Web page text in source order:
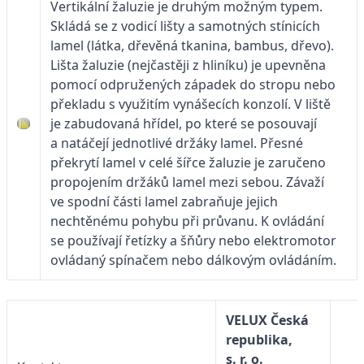
Vertikální žaluzie je druhým možným typem.
Skládá se z vodicí lišty a samotných stínicích
lamel (látka, dřevěná tkanina, bambus, dřevo).
Lišta žaluzie (nejčastěji z hliníku) je upevněna
pomocí odpružených západek do stropu nebo
překladu s využitím vynášecích konzolí. V liště
je zabudovaná hřídel, po které se posouvají
a natáčejí jednotlivé držáky lamel. Přesné
překrytí lamel v celé šířce žaluzie je zaručeno
propojením držáků lamel mezi sebou. Závaží
ve spodní části lamel zabraňuje jejich
nechtěnému pohybu při průvanu. K ovládání
se používají řetízky a šňůry nebo elektromotor
ovládaný spínačem nebo dálkovým ovládáním.
VELUX Česká
republika,
s. r. o.